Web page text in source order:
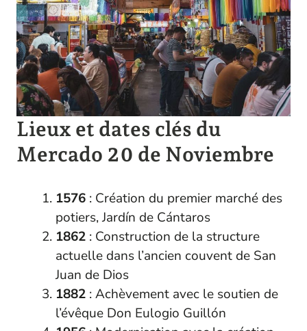
Lieux et dates clés du
Mercado 20 de Noviembre
1576 : Création du premier marché des
potiers, Jardín de Cántaros
1862 : Construction de la structure
actuelle dans l’ancien couvent de San
Juan de Dios
1882 : Achèvement avec le soutien de
l’évêque Don Eulogio Guillón